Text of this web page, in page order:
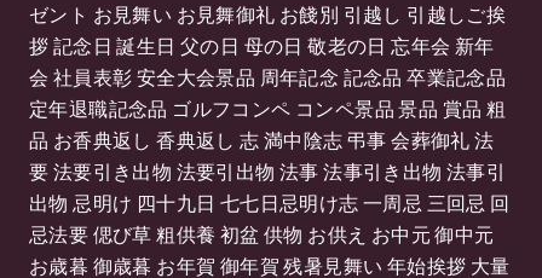
ゼント お見舞い お見舞御礼 お餞別 引越し 引越しご挨
拶 記念日 誕生日 父の日 母の日 敬老の日 忘年会 新年
会 社員表彰 安全大会景品 周年記念 記念品 卒業記念品
定年退職記念品 ゴルフコンペ コンペ景品 景品 賞品 粗
品 お香典返し 香典返し 志 満中陰志 弔事 会葬御礼 法
要 法要引き出物 法要引出物 法事 法事引き出物 法事引
出物 忌明け 四十九日 七七日忌明け志 一周忌 三回忌 回
忌法要 偲び草 粗供養 初盆 供物 お供え お中元 御中元
お歳暮 御歳暮 お年賀 御年賀 残暑見舞い 年始挨拶 大量